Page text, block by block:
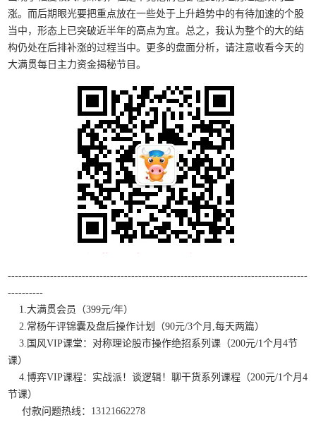
涨。而后期眼光要把重点放在一些处于上升趋势中的有待加速的个股
当中，形态上已突破近半年的高点为宜。总之，我认为整个的大的结
构仍处在后排补涨的过程当中。更多的盘面分析，请注意收看今天的
大满贯每日主力资金揭秘节目。
-------------------------------------------------------------------------------------
----------
1.大满贯会员（399元/年）
2.常杨午评锦囊及盘后操作计划（90元/3个月,每天两篇）
3.国风VIP课堂：对称理论股市操作绝招系列课（200元/1个月4节
课）
4.博弈VIP课程：实战派！谈逻辑！聊干货系列课程（200元/1个月4
节课）
付款问题热线： 13121662278